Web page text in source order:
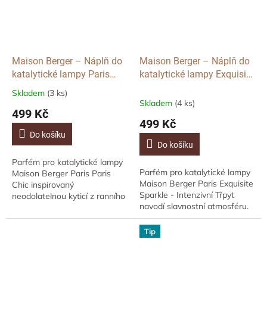
Maison Berger – Náplň do
katalytické lampy Paris
Chic, 500ml
Průměrné
produktu
5,0
5
hvězdiček.
Skladem (3 ks)
499 Kč
Do košíku
Parfém pro katalytické lampy
Maison Berger Paris Paris
Chic inspirovaný
neodolatelnou kyticí z ranního
osvěžující, květinové a
Maison Berger – Náplň do
katalytické lampy Exquisite
Skladem (4 ks)
499 Kč
Do košíku
Parfém pro katalytické lampy
Maison Berger Paris Exquisite
Sparkle - Intenzivní Třpyt
navodí slavnostní atmosféru.
Hlavu parfému tvoří
grapefruit, srdce pačuli, růže
a...
Tip